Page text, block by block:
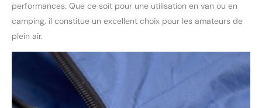
performances. Que ce soit pour une utilisation en van ou en
camping, il constitue un excellent choix pour les amateurs de
plein air.